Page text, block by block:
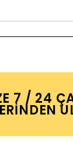
7 / 24